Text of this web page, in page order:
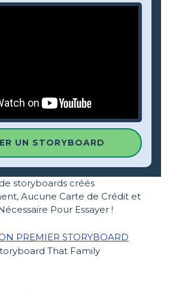
UN STORYBOARD
de storyboards créés
Aucune Carte de Crédit et
Pour Essayer !
PREMIER STORYBOARD